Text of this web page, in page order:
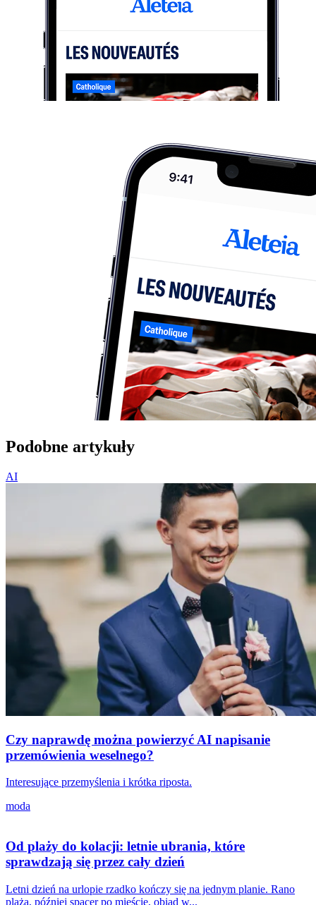
Podobne artykuły
AI
Czy naprawdę można powierzyć AI napisanie
przemówienia weselnego?
Interesujące przemyślenia i krótka riposta.
moda
Od plaży do kolacji: letnie ubrania, które
sprawdzają się przez cały dzień
Letni dzień na urlopie rzadko kończy się na jednym planie. Rano
plaża, później spacer po mieście, obiad w...